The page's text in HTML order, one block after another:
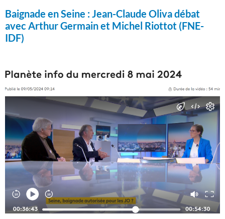
Baignade en Seine :Jean-Claude Oliva débat
avec Arthur Germain et Michel Riottot (FNE-
IDF)